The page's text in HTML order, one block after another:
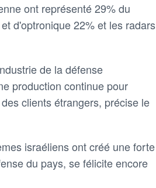
ont représenté 29% du
d'optronique 22% et les radars
de la défense
production continue pour
clients ⁠étrangers, précise le
israéliens ont créé une forte
du pays, se félicite encore